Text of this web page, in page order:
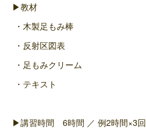
▶教材
・木製足もみ棒
・反射区図表
・足もみクリーム
・テキスト
▶講習時間 6時間 ／ 例2時間×3回